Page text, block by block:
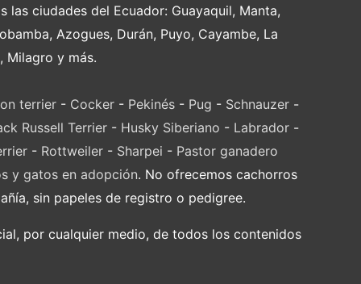
ciudades del Ecuador: Guayaquil, Manta,
Azogues, Durán, Puyo, Cayambe, La
Milagro y más.
terrier - Cocker - Pekinés - Pug - Schnauzer -
Russell Terrier- Husky Siberiano - Labrador-
- Rottweiler- Sharpei - Pastor ganadero
y gatos en adopción. No ofrecemos cachorros
sin papeles de registro o pedigree.
por cualquier medio, de todos los contenidos